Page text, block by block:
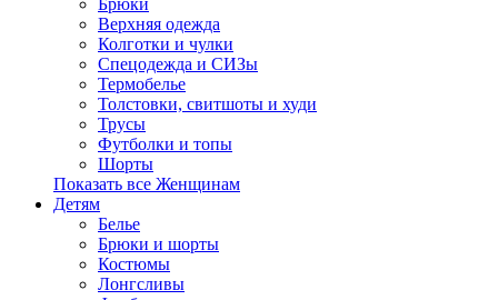
Брюки
Верхняя одежда
Колготки и чулки
Спецодежда и СИЗы
Термобелье
Толстовки, свитшоты и худи
Трусы
Футболки и топы
Шорты
Показать все Женщинам
Детям
Белье
Брюки и шорты
Костюмы
Лонгсливы